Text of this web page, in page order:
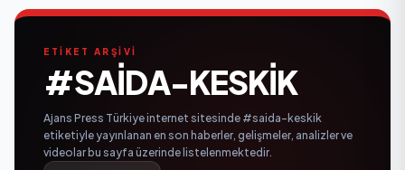
ETİKET ARŞİVİ
#SAIDA-KESKIK
Ajans Press Türkiye internet sitesinde #saida-keskik
etiketiyle yayınlanan en son haberler, gelişmeler, analizler ve
videolar bu sayfa üzerinde listelenmektedir.